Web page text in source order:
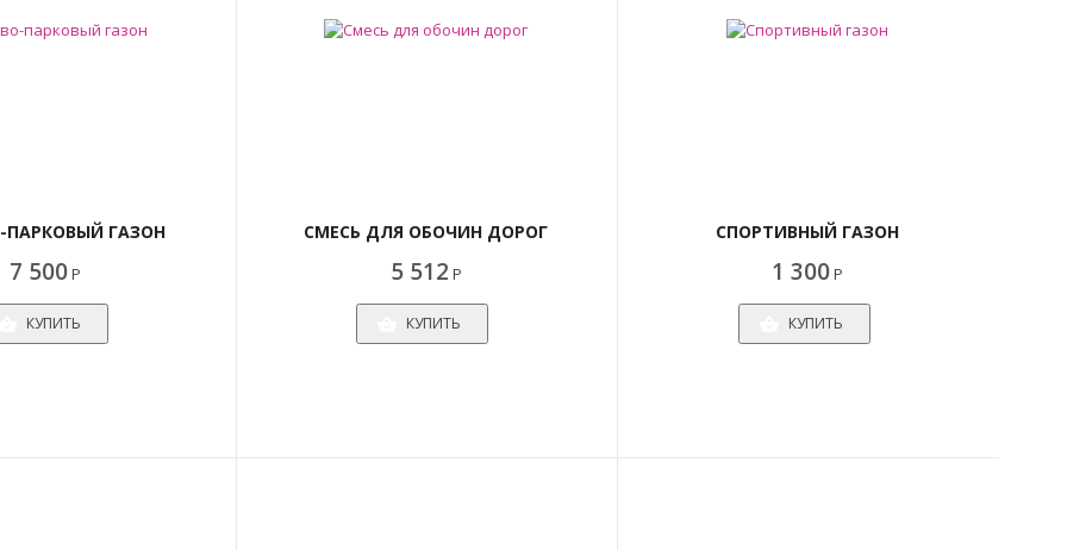
ГАЗОН
7 500Р
КУПИТЬ
СМЕСЬ ДЛЯ ОБОЧИН ДОРОГ
5 512 Р
КУПИТЬ
СПОРТИВНЫЙ ГАЗОН
1 300Р
КУПИТЬ